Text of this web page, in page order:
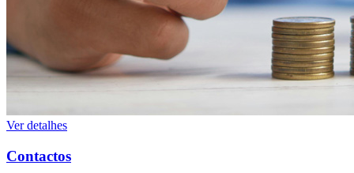
Ver detalhes
Contactos